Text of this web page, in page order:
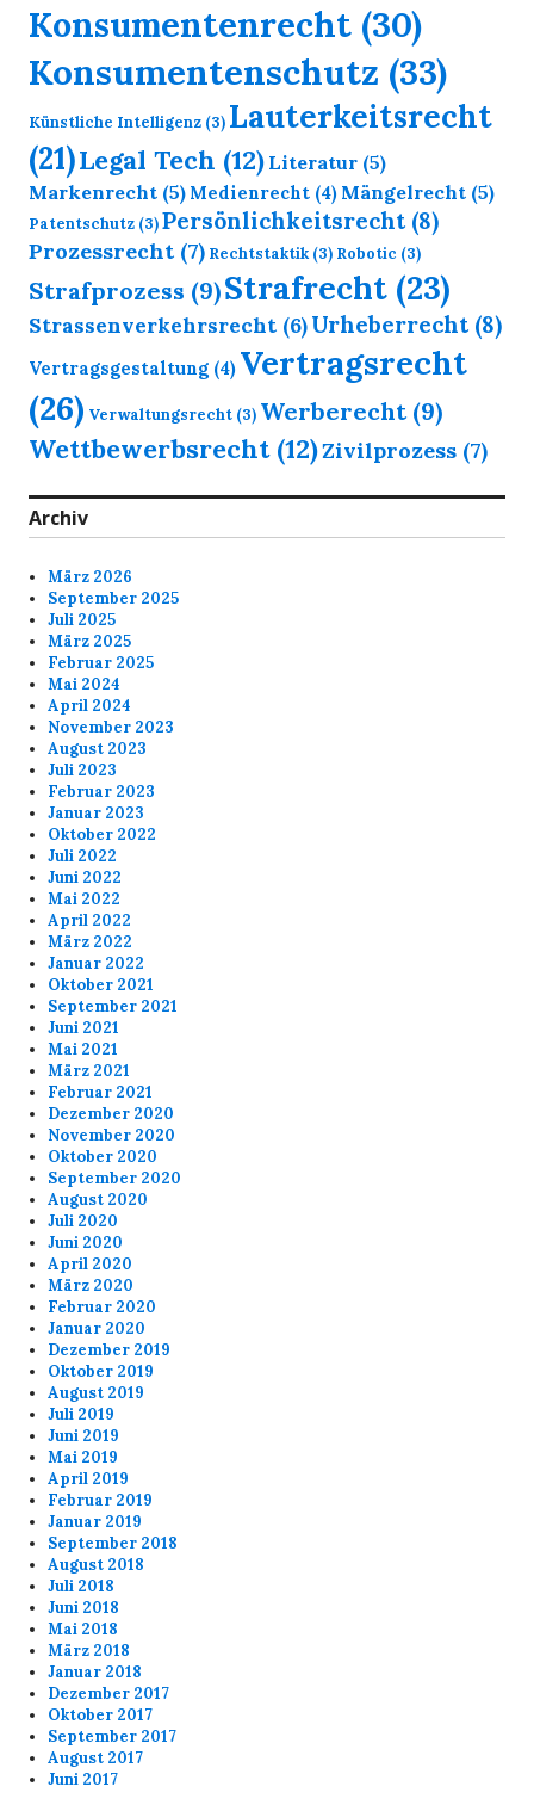
Konsumentenrecht (30)
Konsumentenschutz (33)
Künstliche Intelligenz (3) Lauterkeitsrecht
(21)Legal Tech (12) Literatur (5)
Markenrecht (5) Medienrecht (4) Mängelrecht (5)
Patentschutz (3)Persönlichkeitsrecht(8)
Prozessrecht (7) Rechtstaktik(3) Robotic (3)
Strafprozess (9)Strafrecht (23)
Strassenverkehrsrecht (6)Urheberrecht(8)
Vertragsgestaltung (4) Vertragsrecht
(26) Verwaltungsrecht (3) Werberecht(9)
Wettbewerbsrecht(12)Zivilprozess (7)
Archiv
März 2026
September 2025
Juli 2025
März 2025
Februar 2025
Mai 2024
April 2024
November 2023
August 2023
Juli 2023
Februar 2023
Januar 2023
Oktober 2022
Juli 2022
Juni 2022
Mai 2022
April 2022
März 2022
Januar 2022
Oktober 2021
September 2021
Juni 2021
Mai 2021
März 2021
Februar 2021
Dezember 2020
November 2020
Oktober 2020
September 2020
August 2020
Juli 2020
Juni 2020
April 2020
März 2020
Februar 2020
Januar 2020
Dezember 2019
Oktober 2019
August 2019
Juli 2019
Juni 2019
Mai 2019
April 2019
Februar 2019
Januar 2019
September 2018
August 2018
Juli 2018
Juni 2018
Mai 2018
März 2018
Januar 2018
Dezember 2017
Oktober 2017
September 2017
August 2017
Juni 2017